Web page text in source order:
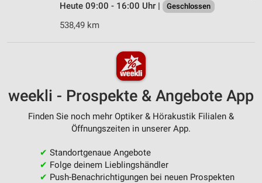
Heute 09:00 - 16:00 Uhr |
Geschlossen
538,49 km
weekli - Prospekte & Angebote App
Finden Sie noch mehr Optiker & Hörakustik Filialen &
Öffnungszeiten in unserer App.
✔ Standortgenaue Angebote
✔ Folge deinem Lieblingshändler
✔ Push-Benachrichtigungen bei neuen Prospekten